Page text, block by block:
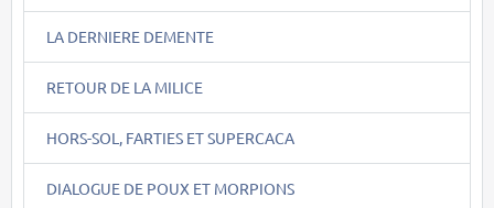
LA DERNIERE DEMENTE
RETOUR DE LA MILICE
HORS-SOL, FARTIES ET SUPERCACA
DIALOGUE DE POUX ET MORPIONS